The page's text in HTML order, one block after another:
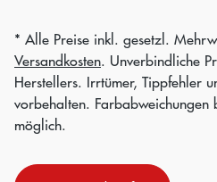
* Alle Preise inkl. gesetzl.
Versandkosten. Unverbindliche
Herstellers. Irrtümer, Tippfehler
vorbehalten.
möglich.